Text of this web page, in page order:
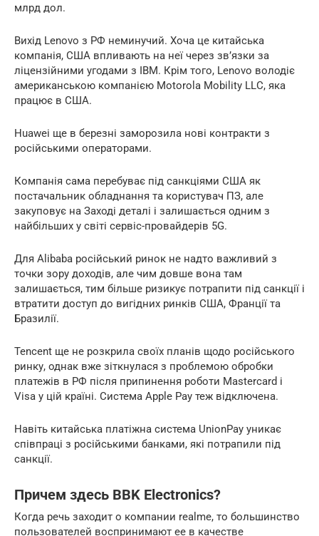
млрд дол.
Вихід Lenovo з РФ неминучий. Хоча це китайська
компанія, США впливають на неї через зв’язки за
ліцензійними угодами з IBM. Крім того, Lenovo володіє
американською компанією Motorola Mobility LLC, яка
працює в США.
Huawei ще в березні заморозила нові контракти з
російськими операторами.
Компанія сама перебуває під санкціями США як
постачальник обладнання та користувач ПЗ, але
закуповує на Заході деталі і залишається одним з
найбільших у світі сервіс-провайдерів 5G.
Для Alibaba російський ринок не надто важливий з
точки зору доходів, але чим довше вона там
залишається, тим більше ризикує потрапити під санкції і
втратити доступ до вигідних ринків США, Франції та
Бразилії.
Tencent ще не розкрила своїх планів щодо російського
ринку, однак вже зіткнулася з проблемою обробки
платежів в РФ після припинення роботи Mastercard і
Visa у цій країні. Система Apple Pay теж відключена.
Навіть китайська платіжна система UnionPay уникає
співпраці з російськими банками, які потрапили під
санкції.
Причем здесь BBK Electronics?
Когда речь заходит о компании realme, то большинство
пользователей воспринимают ее в качестве